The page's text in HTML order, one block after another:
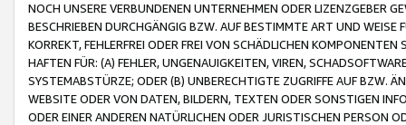
NOCH UNSERE VERBUNDENEN UNTERNEHMEN ODER LIZENZGEBER
BESCHRIEBEN DURCHGÄNGIG BZW. AUF BESTIMMTE ART UND
KORREKT, FEHLERFREI ODER FREI VON SCHÄDLICHEN
HAFTEN FÜR: (A) FEHLER, UNGENAUIGKEITEN, VIREN,
SYSTEMABSTÜRZE; ODER (B) UNBERECHTIGTE ZUGRIFFE AUF BZW.
WEBSITE ODER VON DATEN, BILDERN, TEXTEN ODER SONSTIGEN
ODER EINER ANDEREN NATÜRLICHEN ODER JURISTISCHEN PERSON